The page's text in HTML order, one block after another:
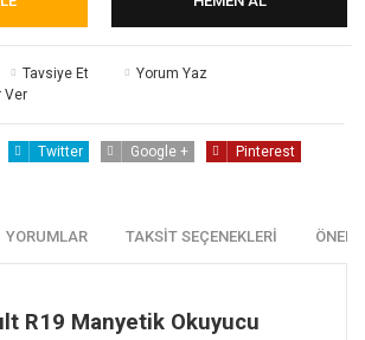
Tavsiye Et
Yorum Yaz
Ver
Twitter Google + Pinterest
YORUMLAR TAKSIT SEÇENEKLERI
R19 Manyetik Okuyucu